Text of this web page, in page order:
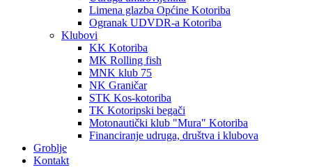
Limena glazba Općine Kotoriba
Ogranak UDVDR-a Kotoriba
Klubovi
KK Kotoriba
MK Rolling fish
MNK klub 75
NK Graničar
STK Kos-kotoriba
TK Kotoripski begači
Motonautički klub "Mura" Kotoriba
Financiranje udruga, društva i klubova
Groblje
Kontakt